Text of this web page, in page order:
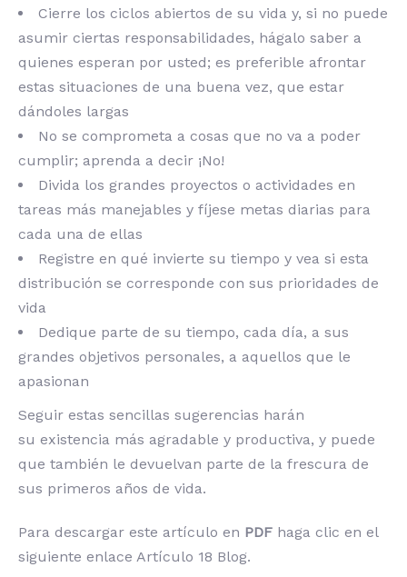
Cierre los ciclos abiertos de su vida y, si no puede
asumir ciertas responsabilidades, hágalo saber a
quienes esperan por usted; es preferible afrontar
estas situaciones de una buena vez, que estar
dándoles largas
No se comprometa a cosas que no va a poder
cumplir; aprenda a decir ¡No!
Divida los grandes proyectos o actividades en
tareas más manejables y fíjese metas diarias para
cada una de ellas
Registre en qué invierte su tiempo y vea si esta
distribución se corresponde con sus prioridades de
vida
Dedique parte de su tiempo, cada día, a sus
grandes objetivos personales, a aquellos que le
apasionan
Seguir estas sencillas sugerencias harán
su existencia más agradable y productiva, y puede
que también le devuelvan parte de la frescura de
sus primeros años de vida.
Para descargar este artículo en PDF haga clic en el
siguiente enlace Artículo 18 Blog.